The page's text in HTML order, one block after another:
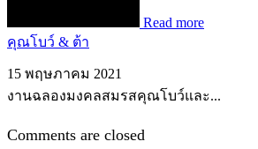
Read more
คุณโบว์ & ต้า
15 พฤษภาคม 2021
งานฉลองมงคลสมรสคุณโบว์และ...
Comments are closed